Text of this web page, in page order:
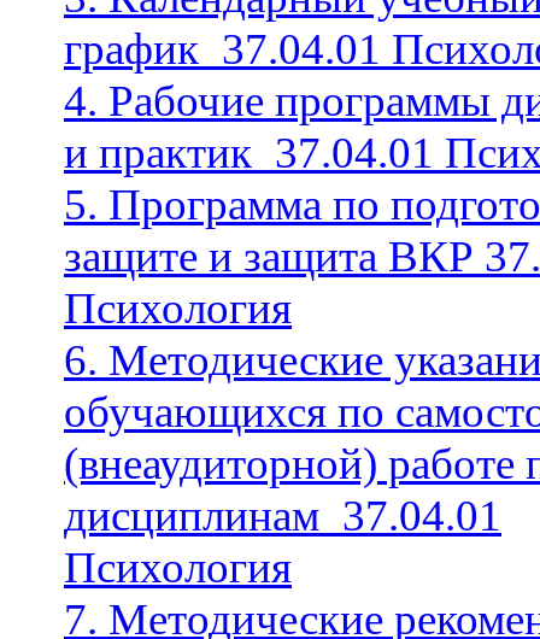
график_37.04.01
4. Рабочие программы
и практик_37.04.01
5. Программа по
защите и защита ВКР
Психология
6. Методические
обучающихся по
(внеаудиторной) работе
дисциплинам_37.04.01
Психология
7. Методические